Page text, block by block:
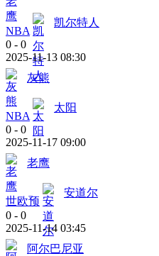
NBA
凯尔特人
0 - 0
2025-11-13 08:30
灰熊
NBA
太阳
0 - 0
2025-11-17 09:00
老鹰
世欧预
安道尔
0 - 0
2025-11-14 03:45
阿尔巴尼亚